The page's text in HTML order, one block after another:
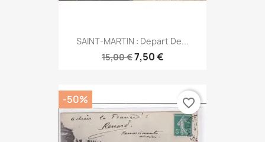
SAINT-MARTIN : Depart De...
15,00 €7,50 €
-50% favorite_border